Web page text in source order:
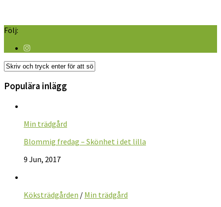
Följ:
Populära inlägg
Min trädgård
Blommig fredag – Skönhet i det lilla
9 Jun, 2017
Köksträdgården / Min trädgård